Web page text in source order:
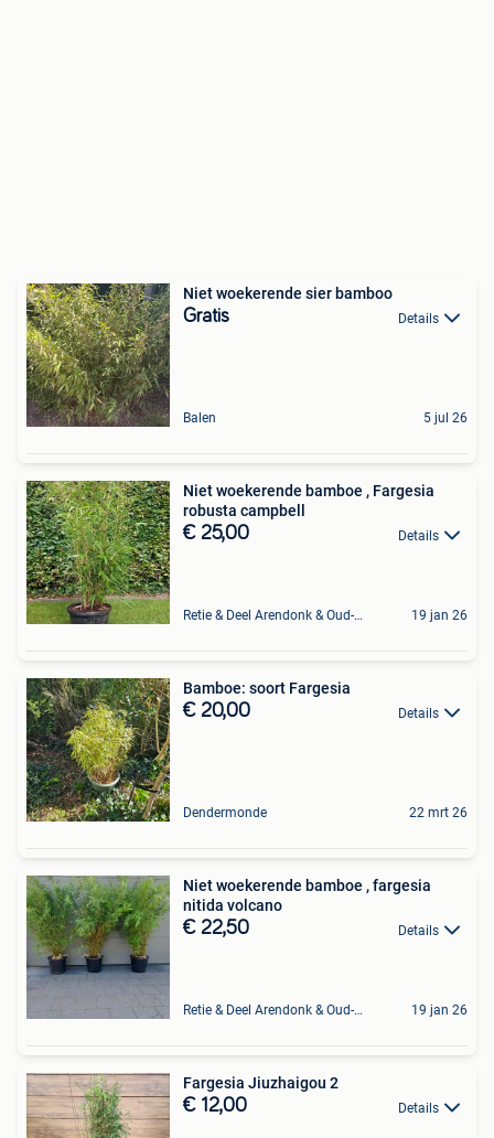
Niet woekerende sier bamboo
Gratis Details
Balen 5 jul 26
Niet woekerende bamboe , Fargesia
robusta campbell
€ 25,00 Details
Retie & Deel Arendonk & Oud-Turnhout 19 jan 26
Bamboe: soort Fargesia
€ 20,00 Details
Dendermonde 22 mrt 26
Niet woekerende bamboe , fargesia
nitida volcano
€ 22,50 Details
Retie & Deel Arendonk & Oud-Turnhout 19 jan 26
Fargesia Jiuzhaigou 2
€ 12,00 Details